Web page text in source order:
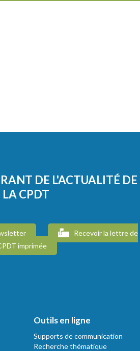
DE L'ACTUALITÉ DE
LA CPDT
Recevoir la lettre de
imprimée
Outils en ligne
Supports de communication
Recherche thématique